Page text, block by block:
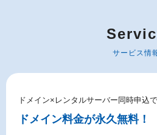
サービス情
ドメイン×レンタルサーバー同時申込で
ドメイン料金が永久無料！